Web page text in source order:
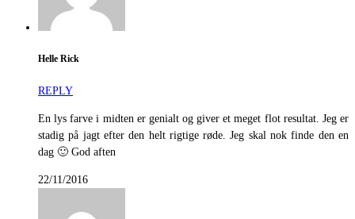
Helle Rick
REPLY
En lys farve i midten er genialt og giver et meget flot resultat. Jeg er
stadig på jagt efter den helt rigtige røde. Jeg skal nok finde den en
dag 🙂 God aften
22/11/2016